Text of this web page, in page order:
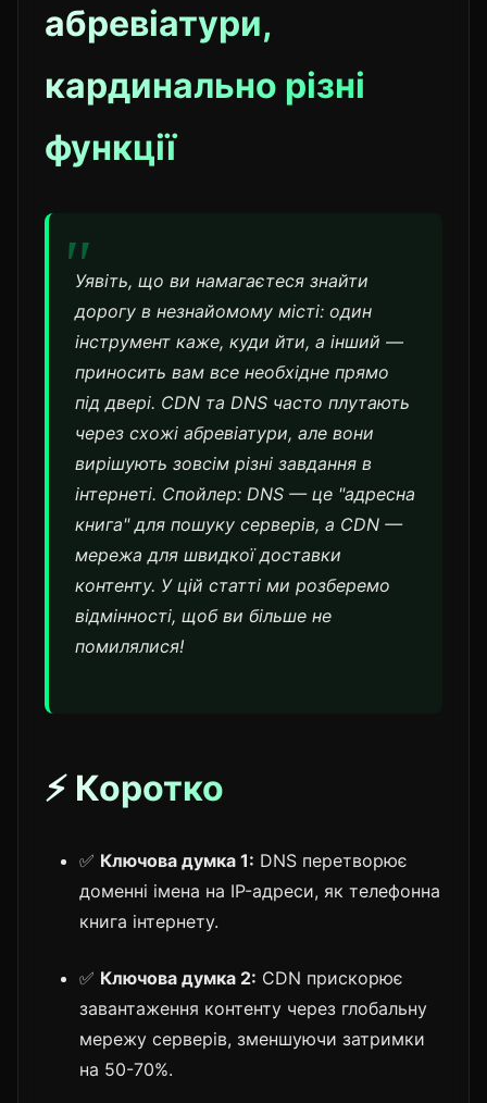
абревіатури,
кардинально різні
функції
Уявіть, що ви намагаєтеся знайти
дорогу в незнайомому місті: один
інструмент каже, куди йти, а інший —
приносить вам все необхідне прямо
під двері. CDN та DNS часто плутають
через схожі абревіатури, але вони
вирішують зовсім різні завдання в
інтернеті. Спойлер: DNS — це "адресна
книга" для пошуку серверів, а CDN —
мережа для швидкої доставки
контенту. У цій статті ми розберемо
відмінності, щоб ви більше не
помилялися!
⚡ Коротко
✅ Ключова думка 1: DNS перетворює
доменні імена на IP-адреси, як телефонна
книга інтернету.
✅ Ключова думка 2: CDN прискорює
завантаження контенту через глобальну
мережу серверів, зменшуючи затримки
на 50-70%.